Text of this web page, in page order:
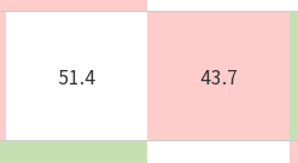
51.4 43.7